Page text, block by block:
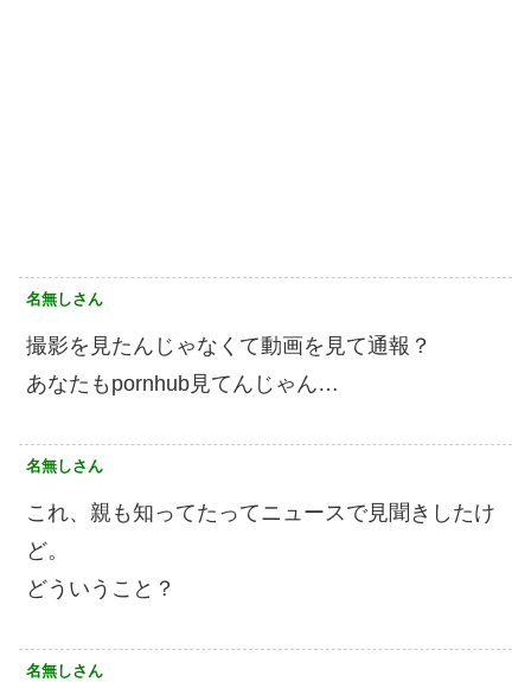
名無しさん
撮影を見たんじゃなくて動画を見て通報？
あなたもpornhub見てんじゃん…
名無しさん
これ、親も知ってたってニュースで見聞きしたけ
ど。
どういうこと？
名無しさん